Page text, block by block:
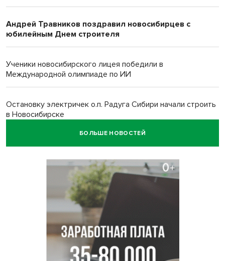
Андрей Травников поздравил новосибирцев с
юбилейным Днем строителя
Ученики новосибирского лицея победили в
Международной олимпиаде по ИИ
Остановку электричек о.п. Радуга Сибири начали строить
в Новосибирске
БОЛЬШЕ НОВОСТЕЙ